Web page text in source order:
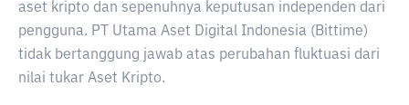
aset kripto dan sepenuhnya keputusan independen dari
pengguna. PT Utama Aset Digital Indonesia (Bittime)
tidak bertanggung jawab atas perubahan fluktuasi dari
nilai tukar Aset Kripto.